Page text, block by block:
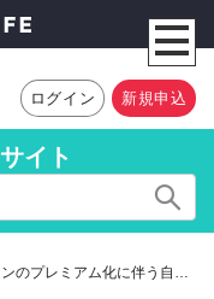
ログイン 新規申込
イト
【重要】独自ドメインのプレミアム化に伴う自動更新に関するお知らせ